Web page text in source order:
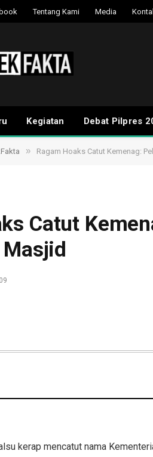
Tentang Kami Media
Kegiatan Debat Pilpres
» Ragam Hoaks Catut Kemenag:
Catut
kerap mencatut nama